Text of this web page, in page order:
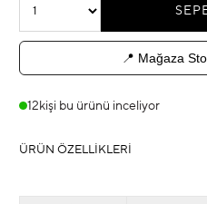
📍 Mağaza
12 kişi bu ürünü inceliyor
ÜRÜN ÖZELLIKLERI